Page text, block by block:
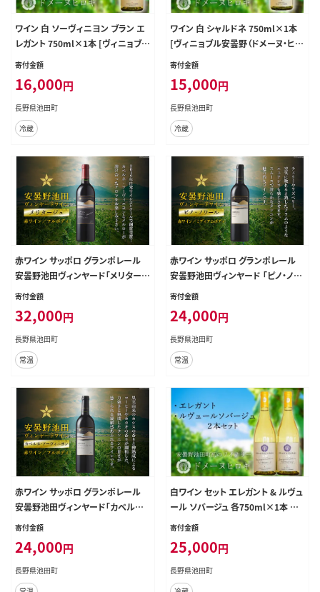
ワイン 白 ソーヴィニヨン ブラン エ
レガント 750ml×1本 [ヴィニョブル
安曇野 長野県 池田町 48110423]
白ワイン お酒 酒
寄付金額
16,000円
長野県池田町
冷蔵
ワイン 白 シャルドネ 750ml×1本
[ヴィニョブル安曇野（ドメーヌ・ヒロ
キ） 長野県 池田町 48110424] 白ワ
イン お酒 酒
寄付金額
15,000円
長野県池田町
冷蔵
赤ワイン サッポロ グランポレール
安曇野池田ヴィンヤード「メリタージ
ュ」750ml [ナチュラルマルシェ ソヨ
ワイン フルボディ 濃厚 凝縮 お酒 酒
ふるさと納税
寄付金額
32,000円
長野県池田町
常温
赤ワイン サッポロ グランポレール
安曇野池田ヴィンヤード 「ピノ・ノワ
ール」 750ml [ナチュラルマルシェ
赤 ワイン わいん 赤わいん フルボデ
ィ 濃厚 凝縮 お酒 酒 さけ
寄付金額
24,000円
長野県池田町
常温
赤ワイン サッポロ グランポレール
安曇野池田ヴィンヤード「カベルネ・
ソーヴィニヨン」750ml [ナチュラル
110885] 赤 ワイン フルボディ 濃厚
凝縮 お酒 酒
寄付金額
24,000円
長野県池田町
白ワイン セット エレガント & ルヴュ
ール ソバージュ 各750ml×1本 計2
本 [ヴィニョブル安曇野 長野県 池田
ット ワインセット 飲み比べ
寄付金額
25,000円
長野県池田町